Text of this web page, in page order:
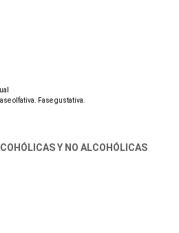
olfativa. Fase gustativa.
Y NO ALCOHÓLICAS